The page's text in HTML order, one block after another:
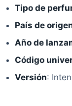
Tipo de
País de
Año de
Código
Versión: